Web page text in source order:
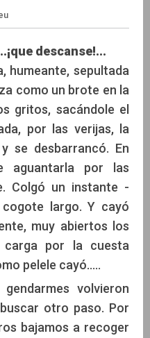
Lameu
descanse!...
humeante, sepultada
como un brote en la
gritos, sacándole el
por las verijas, la
se desbarrancó. En
aguantarla por las
Colgó un instante -
largo. Y cayó
muy abiertos los
carga por la cuesta
pelele cayó.....
volvieron
otro paso. Por
bajamos a recoger